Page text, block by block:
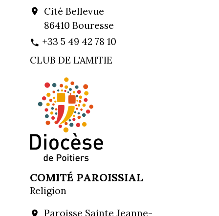
location_on
Cité Bellevue
86410 Bouresse
phone +33 5 49 42 78 10
CLUB DE L'AMITIE
COMITÉ PAROISSIAL
Religion
location_on
Paroisse Sainte Jeanne-